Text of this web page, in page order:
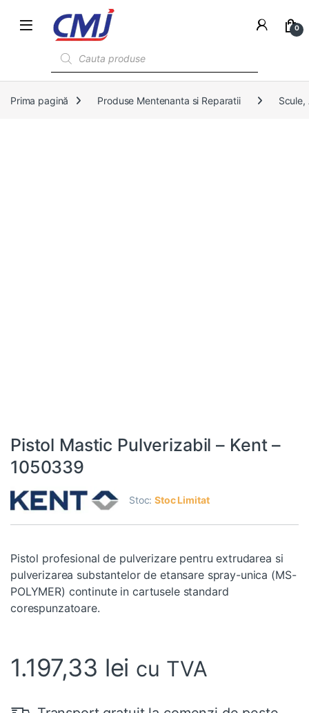
0
Prima pagină Produse Mentenanta si Reparatii Scule,
Pistol Mastic Pulverizabil – Kent –
1050339
Stoc:Stoc Limitat
Pistol profesional de pulverizare pentru extrudarea si
pulverizarea substantelor de etansare spray-unica (MS-
POLYMER) continute in cartusele standard
corespunzatoare.
1.197,33 lei cu TVA